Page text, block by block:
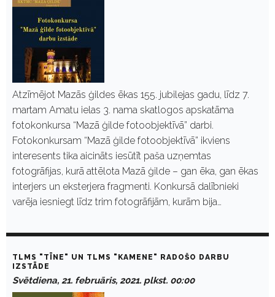
Atzīmējot Mazās ģildes ēkas 155. jubilejas gadu, līdz 7.
martam Amatu ielas 3. nama skatlogos apskatāma
fotokonkursa “Mazā ģilde fotoobjektīvā” darbi.
Fotokonkursam “Mazā ģilde fotoobjektīvā” ikviens
interesents tika aicināts iesūtīt paša uzņemtas
fotogrāfijas, kurā attēlota Mazā ģilde – gan ēka, gan ēkas
interjers un eksterjera fragmenti. Konkursā dalībnieki
varēja iesniegt līdz trim fotogrāfijām, kurām bija…
TLMS "TĪNE" UN TLMS "KAMENE" RADOŠO DARBU
IZSTĀDE
Svētdiena, 21. februāris, 2021. plkst. 00:00